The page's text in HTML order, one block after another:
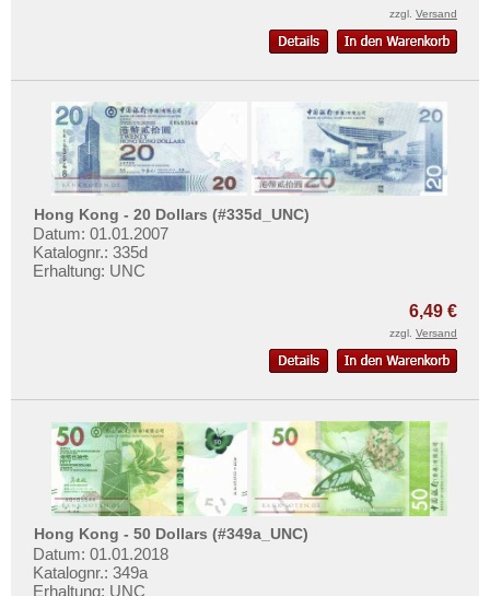
zzgl. Versand
Hong Kong - 20 Dollars (#335d_UNC)
Datum: 01.01.2007
Katalognr.: 335d
Erhaltung: UNC
6,49 €
zzgl. Versand
Hong Kong - 50 Dollars (#349a_UNC)
Datum: 01.01.2018
Katalognr.: 349a
Erhaltung: UNC